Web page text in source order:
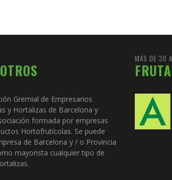
Gremial de Empresarios
y Hortalizas de Barcelona y
formada por empresas
Hortofrutícolas. Se puede
de Barcelona y / o Provincia
mayorista cualquier tipo de
MÁS DE 30